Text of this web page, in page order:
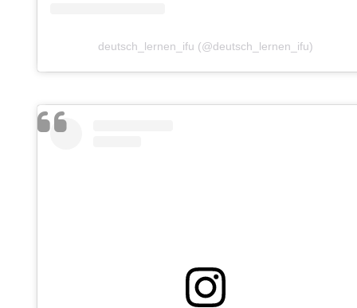
deutsch_lernen_ifu (@deutsch_lernen_ifu)